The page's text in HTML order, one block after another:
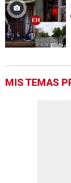
MIS TEMAS